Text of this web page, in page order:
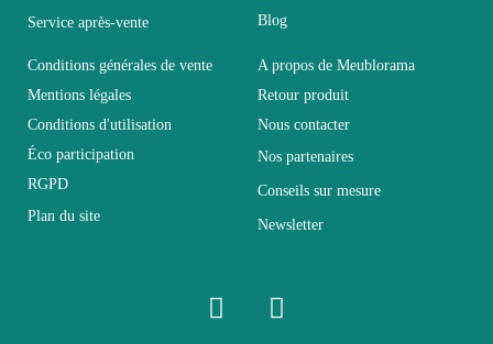
Dimensions L150xH80xP25
Electrique Electrique
Non Empilable
Service après-vente
Blog
Conditions générales de vente
Mentions légales
Conditions d'utilisation
Éco participation
RGPD
Plan du site
A propos de Meublorama
Retour produit
Nous contacter
Nos partenaires
Conseils sur mesure
Newsletter